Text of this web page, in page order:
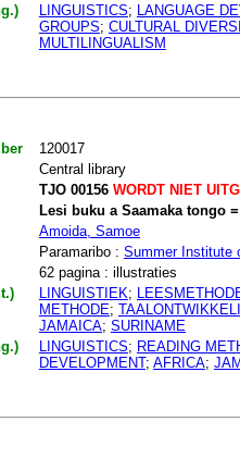
LINGUISTICS; LANGUAGE
GROUPS; CULTURAL
MULTILINGUALISM
120017
Central library
TJO 00156WORDT NIET
Lesi buku a Saamaka tongo
Amoida, Samoe
Paramaribo : Summer Institute
62 pagina : illustraties
LINGUISTIEK;
METHODE;
JAMAICA; SURINAME
LINGUISTICS; READING
DEVELOPMENT; AFRICA;